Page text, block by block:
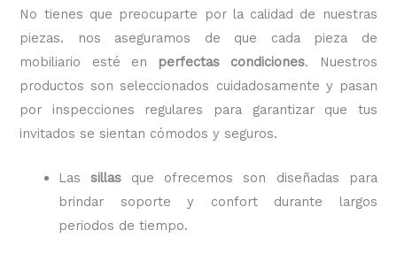
No tienes que preocuparte por la calidad de nuestras
piezas. nos aseguramos de que cada pieza de
mobiliario esté en
perfectas condiciones. Nuestros
productos son seleccionados cuidadosamente y pasan
por inspecciones regulares para garantizar que tus
invitados se sientan cómodos y seguros.
Lassillas que ofrecemos son diseñadas para
brindar soporte y confort durante largos
periodos de tiempo.